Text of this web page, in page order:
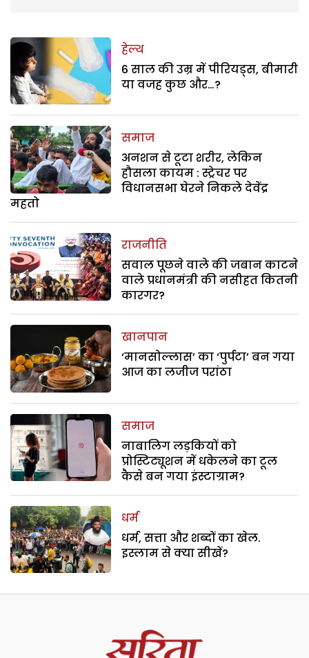
हेल्थ
6 साल की उम्र में पीरियड्स, बीमारी
या वजह कुछ और…?
समाज
अनशन से टूटा शरीर, लेकिन
हौसला कायम : स्ट्रेचर पर
विधानसभा घेरने निकले देवेंद्र
महतो
राजनीति
सवाल पूछने वाले की जबान काटने
वाले प्रधानमंत्री की नसीहत कितनी
कारगर?
खानपान
‘मानसोल्लास’ का ‘पुर्पटा’ बन गया
आज का लजीज परांठा
समाज
नाबालिग लड़कियों को
प्रोस्टिट्यूशन में धकेलने का टूल
कैसे बन गया इंस्टाग्राम?
धर्म
धर्म, सत्ता और शब्दों का खेल.
इस्लाम से क्या सीखें?